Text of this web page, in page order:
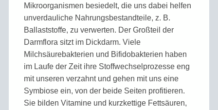
Mikroorganismen besiedelt, die uns dabei helfen
unverdauliche Nahrungsbestandteile, z. B.
Ballaststoffe, zu verwerten. Der Großteil der
Darmflora sitzt im Dickdarm. Viele
Milchsäurebakterien und Bifidobakterien haben
im Laufe der Zeit ihre Stoffwechselprozesse eng
mit unseren verzahnt und gehen mit uns eine
Symbiose ein, von der beide Seiten profitieren.
Sie bilden Vitamine und kurzkettige Fettsäuren,